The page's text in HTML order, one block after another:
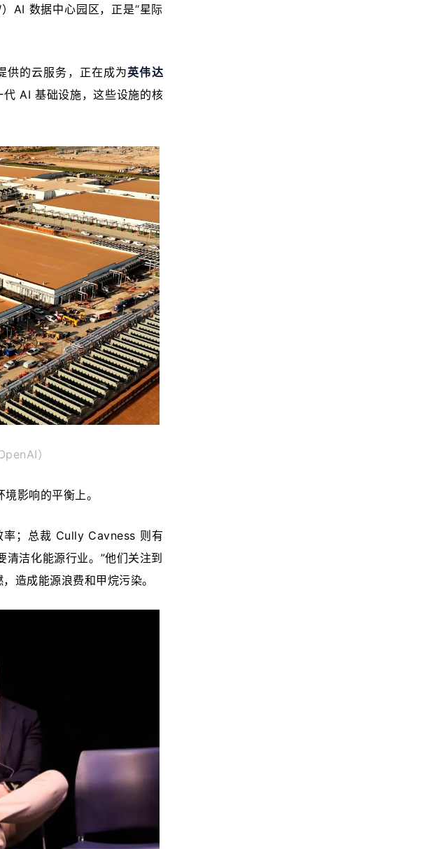
AI 数据中心园区，正是“星际
供的云服务，正在成为英伟达
AI 基础设施，这些设施的核
）
影响的平衡上。
；总裁 Cully Cavness 则有
洁化能源行业。”他们关注到
造成能源浪费和甲烷污染。